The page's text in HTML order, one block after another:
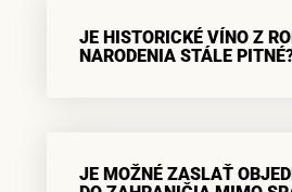
JE HISTORICKÉ VÍNO Z
NARODENIA STÁLE
JE MOŽNÉ ZASLAŤ